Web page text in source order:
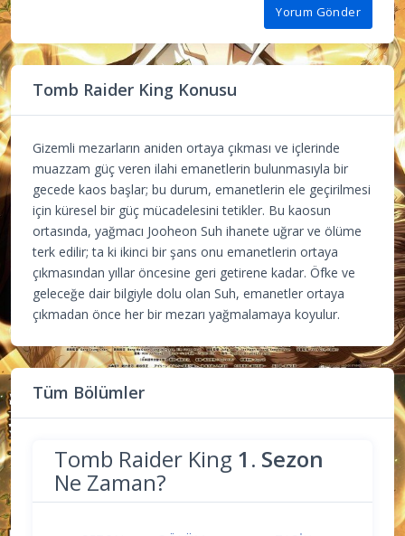
Yorum Gönder
Tomb Raider King Konusu
Gizemli mezarların aniden ortaya çıkması ve içlerinde
muazzam güç veren ilahi emanetlerin bulunmasıyla bir
gecede kaos başlar; bu durum, emanetlerin ele geçirilmesi
için küresel bir güç mücadelesini tetikler. Bu kaosun
ortasında, yağmacı Jooheon Suh ihanete uğrar ve ölüme
terk edilir; ta ki ikinci bir şans onu emanetlerin ortaya
çıkmasından yıllar öncesine geri getirene kadar. Öfke ve
geleceğe dair bilgiyle dolu olan Suh, emanetler ortaya
çıkmadan önce her bir mezarı yağmalamaya koyulur.
Tüm Bölümler
Tomb Raider King 1. Sezon
Ne Zaman?